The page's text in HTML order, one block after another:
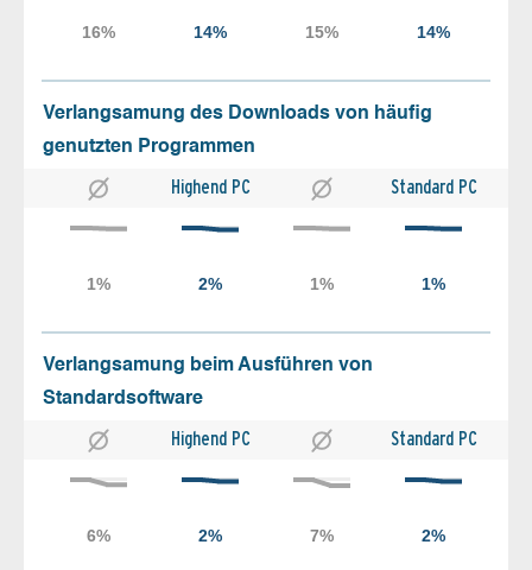
Verlangsamung des Downloads von häufig
genutzten Programmen
Highend PC Standard PC
Verlangsamung beim Ausführen von
Standardsoftware
Highend PC Standard PC